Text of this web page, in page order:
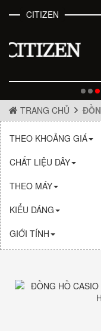
CASIO
TRANG CHỦ
THEO KHOẢNG GIÁ
CHẤT LIỆU DÂY
THEO MÁY
KIỂU DÁNG
GIỚI TÍNH